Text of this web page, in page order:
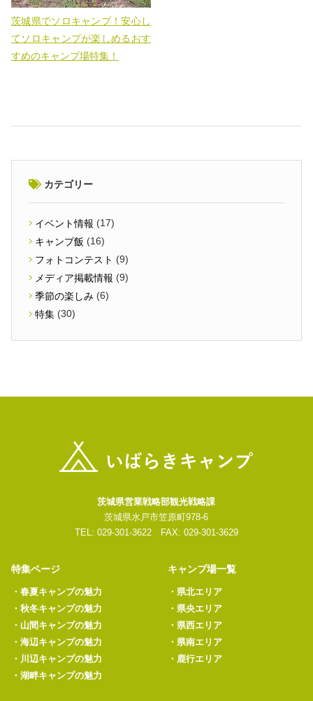
茨城県でソロキャンプ！安心し
てソロキャンプが楽しめるおす
すめのキャンプ場特集！
カテゴリー
イベント情報 (17)
キャンプ飯 (16)
フォトコンテスト (9)
メディア掲載情報 (9)
季節の楽しみ (6)
特集 (30)
茨城県営業戦略部観光戦略課
茨城県水戸市笠原町978-6
TEL: 029-301-3622 FAX: 029-301-3629
特集ページ
・ 春夏キャンプの魅力
・ 秋冬キャンプの魅力
・ 山間キャンプの魅力
・ 海辺キャンプの魅力
・ 川辺キャンプの魅力
・ 湖畔キャンプの魅力
キャンプ場一覧
・ 県北エリア
・ 県央エリア
・ 県西エリア
・ 県南エリア
・ 鹿行エリア